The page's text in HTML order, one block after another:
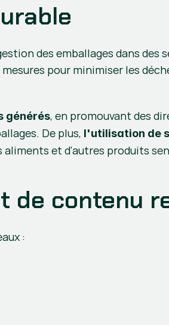
des emballages dans des
pour minimiser les
générés, en promouvant des
De plus, l'utilisation de
et d'autres produits
de contenu
: